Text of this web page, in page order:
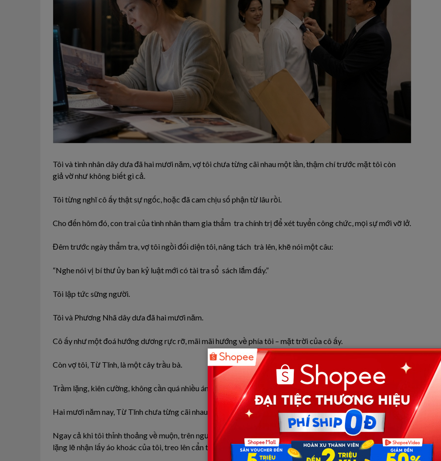
Tôi và tình nhân dây dưa đã hai mươi năm, vợ tôi chưa từng cãi nhau một lần, thậm chí trước mặt tôi còn
giả vờnhư không biết gì cả.
Tôi từng nghĩ cô ấy thật sự ngốc, hoặc đã cam chịu số phận từ lâu rồi.
Cho đến hôm đó, con trai của tình nhân tham gia thẩm tra chính trị để xét tuyển côngchức, mọi sự mới vỡ lở.
Đêm trước ngày thẩm tra, vợtôi ngồi đối diện tôi, nâng tách trà lên, khẽ nói một câu:
“Nghe nói vị bíthư ủy ban kỷ luật mới có tài tra sổ sách lắm đấy.”
Tôi lập tức sững người.
Tôi và Phương Nhã dâydưa đã hai mươi năm.
Cô ấy như mộtđoá hướngdươngrực rỡ, mãi mãi hướng về phía tôi – mặt trời của cô ấy.
Còn vợ tôi, Từ Tĩnh, là mộtcâytrầu bà.
Trầm lặng, kiên cường, khôngcần quá nhiều ánh sáng, vẫn có thể sống rất tốt.
Hai mươi năm nay, Từ Tĩnh chưa từng cãi nhau tôi một lần.
Ngay cả khi tôi thỉnh thoảng về muộn, trên người còn mùi nước hoa của Phương Nhã,côấycũng
chỉ
lặng lẽ nhận lấy áo khoác của tôi, treo lên cẩn thận.